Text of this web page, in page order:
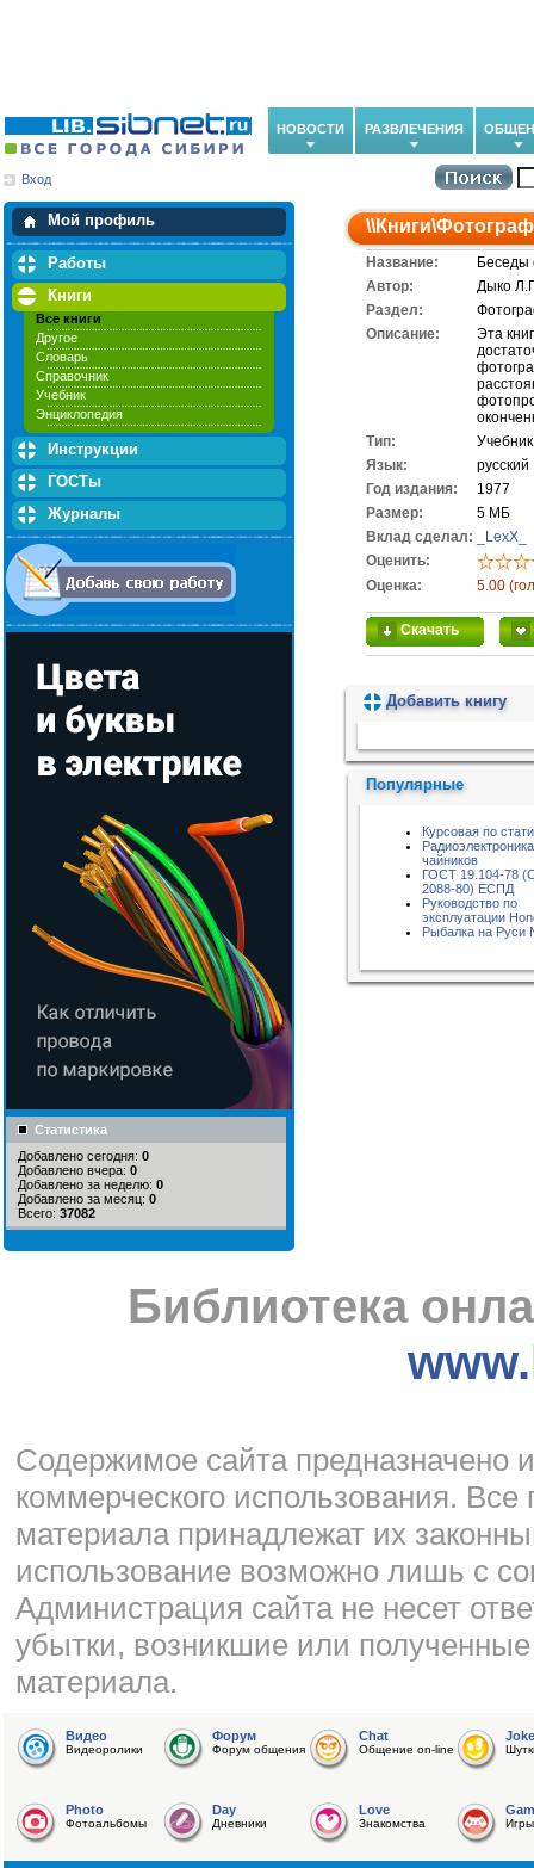
НОВОСТИ РАЗВЛЕЧЕНИЯ
Вход
Мой профиль
Мои закладки
Работы
Книги
Все книги
Другое
Словарь
Справочник
Учебник
Энциклопедия
Инструкции
ГОСТы
Журналы
Статистика
Добавлено сегодня: 0
Добавлено вчера: 0
Добавлено за неделю: 0
Добавлено за месяц: 0
Всего: 37082
\\Книги\
Название:
Беседы
Автор:
Дыко
Раздел:
Описание:
Эта
Тип:
Учебник
Язык:
русский
Год издания:
1977
Размер:
5 МБ
Вклад сделал:
_LexX_
Оценить:
Оценка:
5.00
Скачать
Добавить книгу
Популярные
Курсовая по
чайников
ГОСТ 19.104-78
2088-80) ЕСПД
Руководство по
эксплуатации
Рыбалка на Руси
Библиотека
Cодержимое сайта предназначено
коммерческого использования.
материала принадлежат их
использование возможно лишь с
Администрация сайта не несет
убытки, возникшие или
материала.
Видео
Видеоролики
Форум
Форум общения
Chat
Общение on-line
Joke
Photo
Фотоальбомы
Day
Дневники
Love
Знакомства Игры